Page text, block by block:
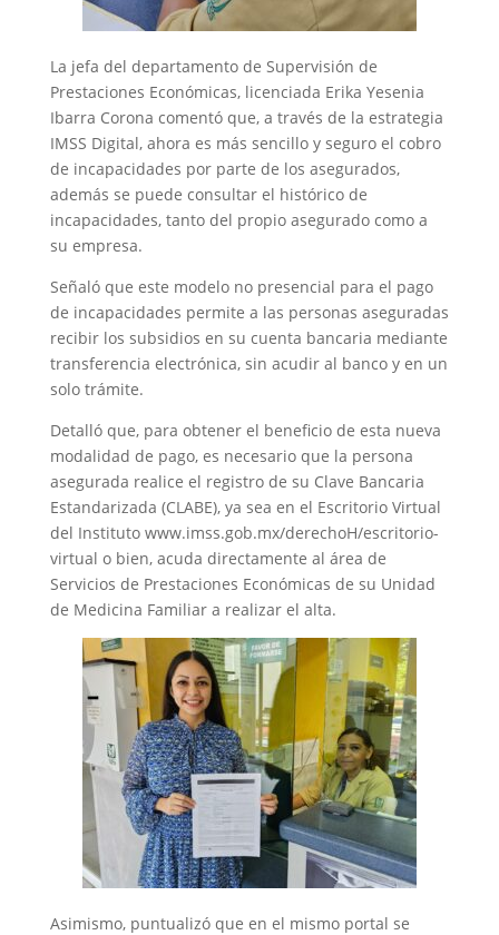
La jefa del departamento de Supervisión de
Prestaciones Económicas, licenciada Erika Yesenia
Ibarra Corona comentó que, a través de la estrategia
IMSS Digital, ahora es más sencillo y seguro el cobro
de incapacidades por parte de los asegurados,
además se puede consultar el histórico de
incapacidades, tanto del propio asegurado como a
su empresa.
Señaló que este modelo no presencial para el pago
de incapacidades permite a las personas aseguradas
recibir los subsidios en su cuenta bancaria mediante
transferencia electrónica, sin acudir al banco y en un
solo trámite.
Detalló que, para obtener el beneficio de esta nueva
modalidad de pago, es necesario que la persona
asegurada realice el registro de su Clave Bancaria
Estandarizada (CLABE), ya sea en el Escritorio Virtual
del Instituto www.imss.gob.mx/derechoH/escritorio-
virtual o bien, acuda directamente al área de
Servicios de Prestaciones Económicas de su Unidad
de Medicina Familiar a realizar el alta.
Asimismo, puntualizó que en el mismo portal se